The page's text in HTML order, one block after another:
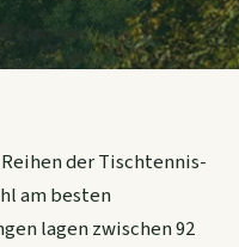
der Tischtennis-
am besten
lagen zwischen 92